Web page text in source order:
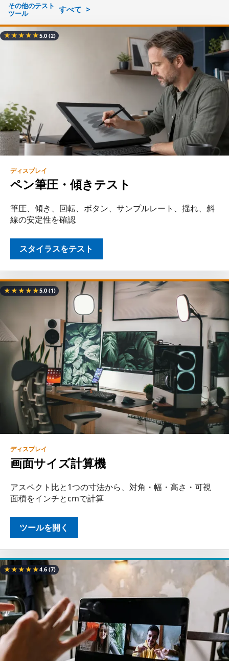
その他のテスト
ツール
すべて
★★★★★5.0(2)
ディスプレイ
ペン筆圧・傾きテスト
筆圧、傾き、回転、ボタン、サンプルレート、揺れ、斜
線の安定性を確認
スタイラスをテスト
★★★★★5.0(1)
ディスプレイ
画面サイズ計算機
アスペクト比と1つの寸法から、対角・幅・高さ・可視
面積をインチとcmで計算
ツールを開く
★★★★★4.6(7)